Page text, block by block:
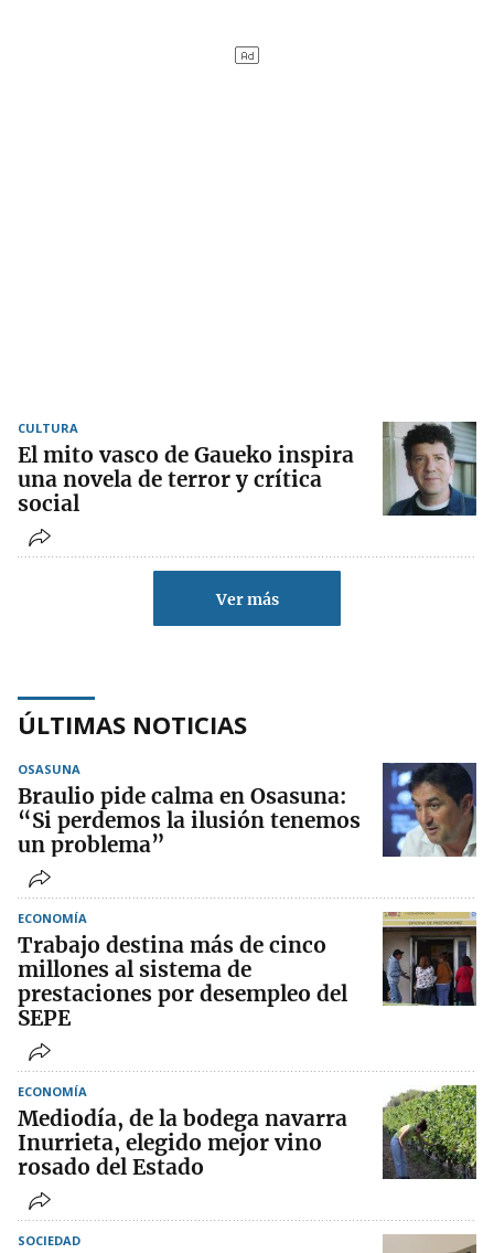
CULTURA
El mito vasco de Gaueko inspira
una novela de terror y crítica
social
Ver más
ÚLTIMAS NOTICIAS
OSASUNA
Braulio pide calma en Osasuna:
“Si perdemos la ilusión tenemos
un problema”
ECONOMÍA
Trabajo destina más de cinco
millones al sistema de
prestaciones por desempleo del
SEPE
ECONOMÍA
Mediodía, de la bodega navarra
Inurrieta, elegido mejor vino
rosado del Estado
SOCIEDAD